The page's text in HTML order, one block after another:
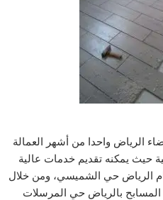
الرياض واحدا من أشهر العمالة
حيث يمكنه تقديم خدمات عالية
الرياض حي الشميسي، ومن خلال
بالرياض حي المرسلات